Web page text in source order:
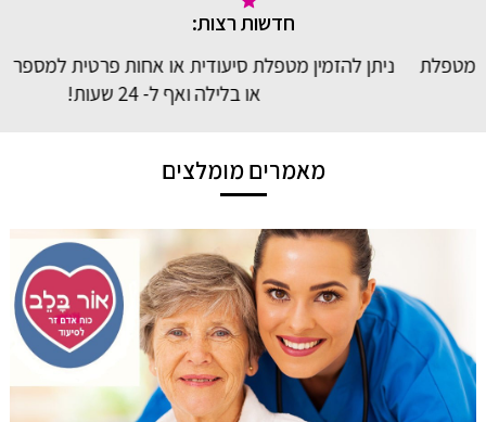
חדשות רצות:
ניתן להזמין מטפלת סיעודית או אחות פרטית למספר שעות ביום
או בלילה ואף ל- 24 שעות!
מאמרים מומלצים